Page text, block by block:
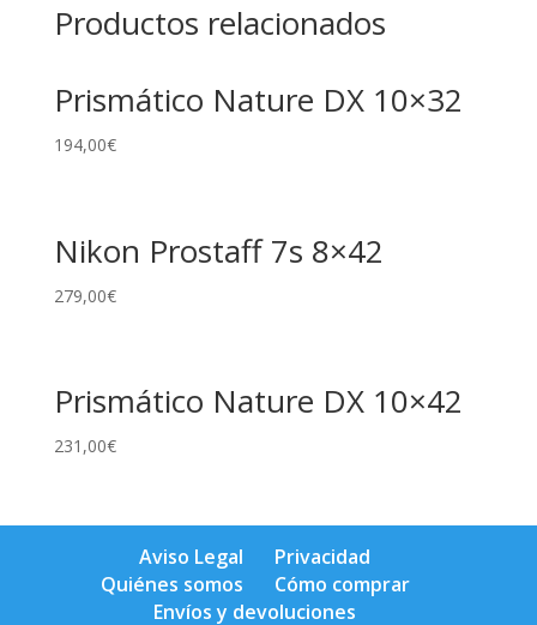
Productos relacionados
Prismático Nature DX 10×32
194,00€
Nikon Prostaff 7s 8×42
279,00€
Prismático Nature DX 10×42
231,00€
Aviso Legal
Privacidad
Quiénes somos
Cómo comprar
Envíos y devoluciones